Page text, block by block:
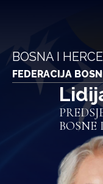
BOSNA I
FEDERACIJA
BOSNE